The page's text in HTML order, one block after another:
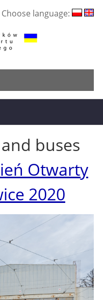
Choose language:
buses
Otwarty
2020